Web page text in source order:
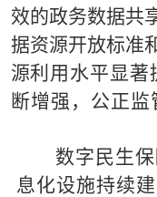
效的政务数据共
据资源开放标准
源利 用水平显著
断增强，公正监
数字 民生
息化设施持续建